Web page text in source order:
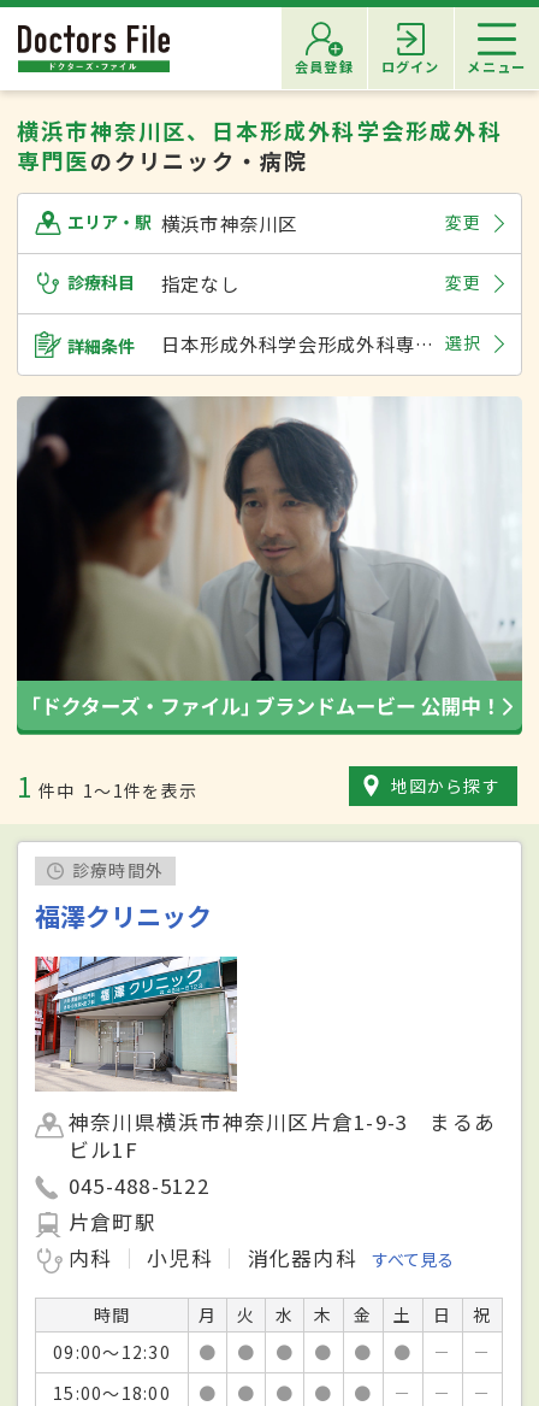
会員登録 ログイン メニュー
横浜市神奈川区、日本形成外科学会形成外科
専門医のクリニック・病院
エリア・駅 横浜市神奈川区 変更
診療科目 指定なし 変更
詳細条件 日本形成外科学会形成外科専門医 選択
1 件中 1〜1件を表示 地図から探す
診療時間外
福澤クリニック
神奈川県横浜市神奈川区片倉1-9-3 まるあ
ビル1F
045-488-5122
片倉町駅
内科
小児科 消化器内科 すべて見る
時間 月 火 水 木 金 土 日
祝
09:00～12:30
● ● ● ● ● ● －
－
15:00～18:00
● ● ● ● ● － －
－